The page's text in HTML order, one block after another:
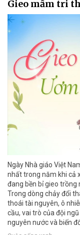
Gieo mầm tri
Ngày Nhà giáo Việt
nhất trong năm khi cả
đang bền bỉ gieo
Trong dòng chảy đổi
thoái tài nguyên, ô
cầu, vai trò của đội
nguyên nước và biến